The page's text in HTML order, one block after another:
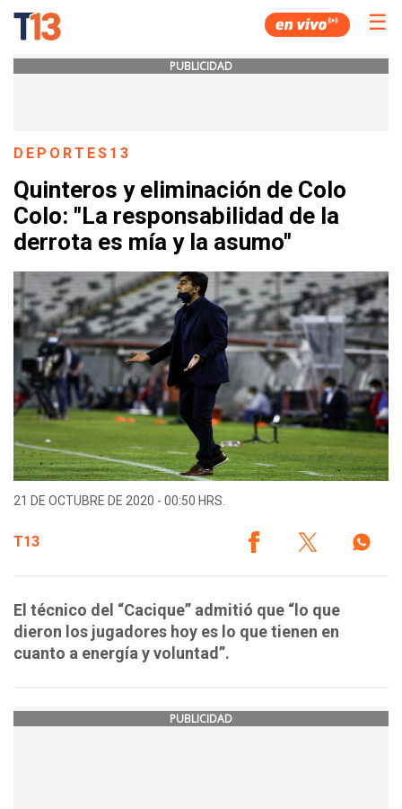
☰
PUBLICIDAD
DEPORTES13
Quinteros y eliminación de Colo
Colo: "La responsabilidad de la
derrota es mía y la asumo"
21 DE OCTUBRE DE 2020 - 00:50 HRS.
T13
El técnico del “Cacique” admitió que “lo que
dieron los jugadores hoy es lo que tienen en
cuanto a energía y voluntad”.
PUBLICIDAD